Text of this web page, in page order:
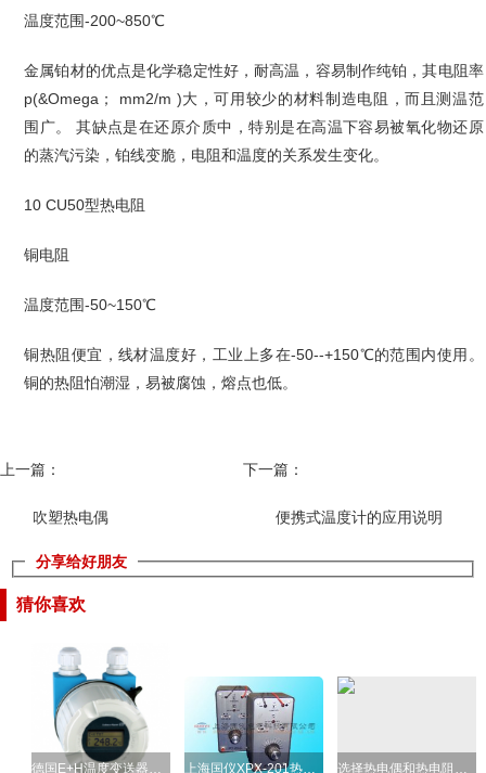
温度范围-200~850℃
金属铂材的优点是化学稳定性好，耐高温，容易制作纯铂，其电阻率
p(&Omega； mm2/m )大，可用较少的材料制造电阻，而且测温范
围广。 其缺点是在还原介质中，特别是在高温下容易被氧化物还原
的蒸汽污染，铂线变脆，电阻和温度的关系发生变化。
10 CU50型热电阻
铜电阻
温度范围-50~150℃
铜热阻便宜，线材温度好，工业上多在-50--+150℃的范围内使用。
铜的热阻怕潮湿，易被腐蚀，熔点也低。
上一篇：
吹塑热电偶
下一篇：
便携式温度计的应用说明
分享给好朋友
猜你喜欢
德国E+H温度变送器的简要 上海国仪XPX-201热电偶模拟 选择热电偶和热电阻体作